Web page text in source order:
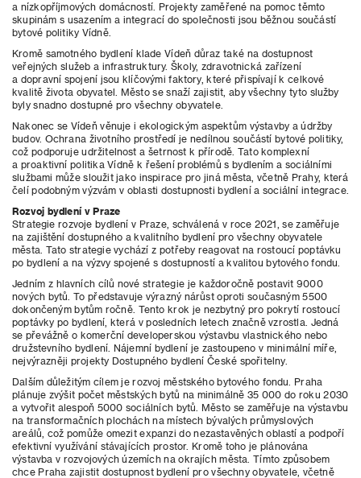
a nízkopříjmových domácností. Projekty zaměřené na pomoc těmto
skupinám s usazením a integrací do společnosti jsou běžnou součástí
bytové politiky Vídně.
Kromě samotného bydlení klade Vídeň důraz také na dostupnost
veřejných služeb a infrastruktury. Školy, zdravotnická zařízení
a dopravní spojení jsou klíčovými faktory, které přispívají k celkové
kvalitě života obyvatel. Město se snaží zajistit, aby všechny tyto služby
byly snadno dostupné pro všechny obyvatele.
Nakonec se Vídeň věnuje i ekologickým aspektům výstavby a údržby
budov. Ochrana životního prostředí je nedílnou součástí bytové politiky,
což podporuje udržitelnost a šetrnost k přírodě. Tato komplexní
a proaktivní politika Vídně k řešení problémů s bydlením a sociálními
službami může sloužit jako inspirace pro jiná města, včetně Prahy, která
čelí podobným výzvám v oblasti dostupnosti bydlení a sociální integrace.
Rozvoj bydlení v Praze
Strategie rozvoje bydlení v Praze, schválená v roce 2021, se zaměřuje
na zajištění dostupného a kvalitního bydlení pro všechny obyvatele
města. Tato strategie vychází z potřeby reagovat na rostoucí poptávku
po bydlení a na výzvy spojené s dostupností a kvalitou bytového fondu.
Jedním z hlavních cílů nové strategie je každoročně postavit 9000
nových bytů. To představuje výrazný nárůst oproti současným 5500
dokončeným bytům ročně. Tento krok je nezbytný pro pokrytí rostoucí
poptávky po bydlení, která v posledních letech značně vzrostla. Jedná
se převážně o komerční developerskou výstavbu vlastnického nebo
družstevního bydlení. Nájemní bydlení je zastoupeno v minimální míře,
nejvýrazněji projekty Dostupného bydlení České spořitelny.
Dalším důležitým cílem je rozvoj městského bytového fondu. Praha
plánuje zvýšit počet městských bytů na minimálně 35 000 do roku 2030
a vytvořit alespoň 5000 sociálních bytů. Město se zaměřuje na výstavbu
na transformačních plochách na místech bývalých průmyslových
areálů, což pomůže omezit expanzi do nezastavěných oblastí a podpoří
efektivní využívání stávajících prostor. Kromě toho je plánována
výstavba v rozvojových územích na okrajích města. Tímto způsobem
chce Praha zajistit dostupnost bydlení pro všechny obyvatele, včetně